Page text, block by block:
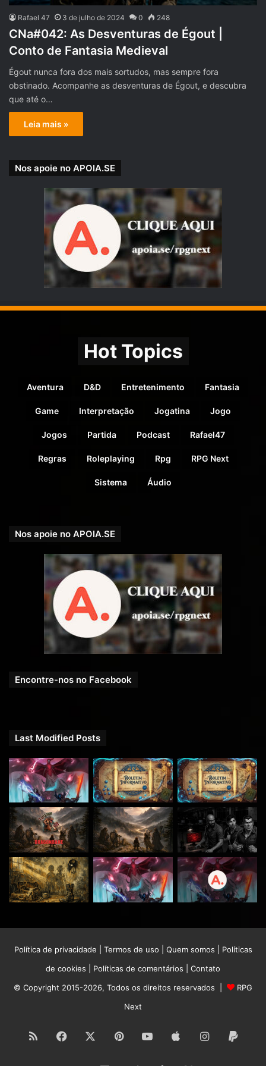
Rafael 47 3 de julho de 2024 0 248
CNa#042: As Desventuras de Égout |
Conto de Fantasia Medieval
Égout nunca fora dos mais sortudos, mas sempre fora
obstinado. Acompanhe as desventuras de Égout, e descubra
que até o…
Leia mais »
Nos apoie no APOIA.SE
Hot Topics
Aventura D&D Entretenimento Fantasia
Game Interpretação Jogatina Jogo
Jogos Partida Podcast Rafael47
Regras Roleplaying Rpg RPG Next
Sistema Áudio
Nos apoie no APOIA.SE
Encontre-nos no Facebook
Last Modified Posts
Política de privacidade Termos de uso Quem somos
Políticas
de cookies
Políticas de comentários
Contato
© Copyright 2015-2026, Todos os direitos reservados |
RPG
Next
RSS Facebook PinterestYouTubeAppleInstagram